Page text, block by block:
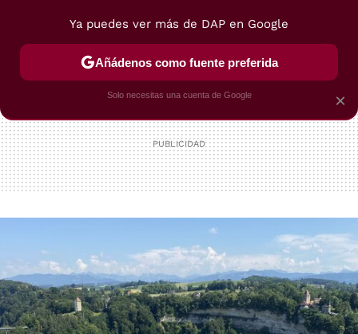
POSTRES VIAJES SELECCIÓN VEGUI
×
Ya puedes ver más de DAP en Google
Añádenos como fuente preferida
Solo necesitas una cuenta de Google